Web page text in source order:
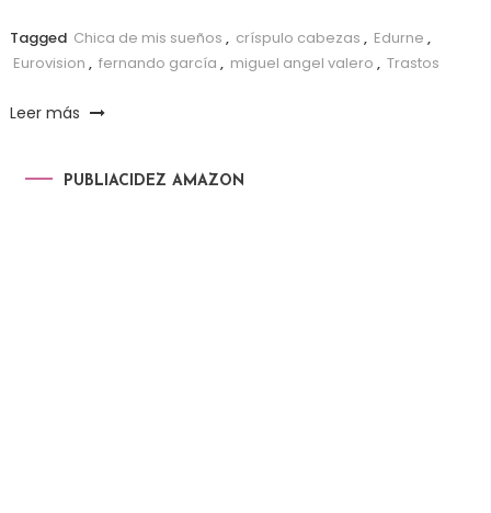
Tagged Chica de mis sueños , críspulo cabezas , Edurne ,
Eurovision , fernando garcía , miguel angel valero , Trastos
Leer más
PUBLIACIDEZ AMAZON